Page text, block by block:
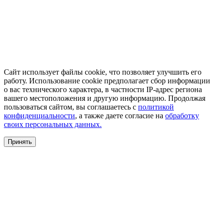
Сайт использует файлы cookie, что позволяет улучшить его
работу. Использование cookie предполагает сбор информации
о вас технического характера, в частности IP-адрес региона
вашего местоположения и другую информацию. Продолжая
пользоваться сайтом, вы соглашаетесь с политикой
конфиденциальности, а также даете согласие на обработку
своих персональных данных.
Принять